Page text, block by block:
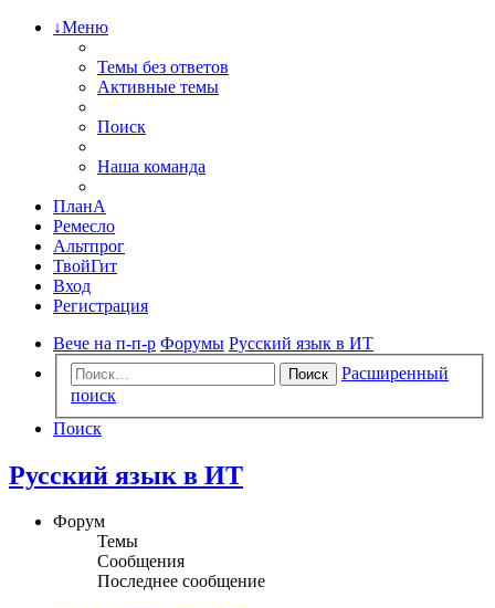
↓Меню
Темы без ответов
Активные темы
Поиск
Наша команда
ПланА
Ремесло
Альтпрог
ТвойГит
Вход
Регистрация
Вече на п-п-р Форумы Русский язык в ИТ
Поиск
Расширенный
поиск
Поиск
Русский язык в ИТ
Форум
Темы
Сообщения
Последнее сообщение